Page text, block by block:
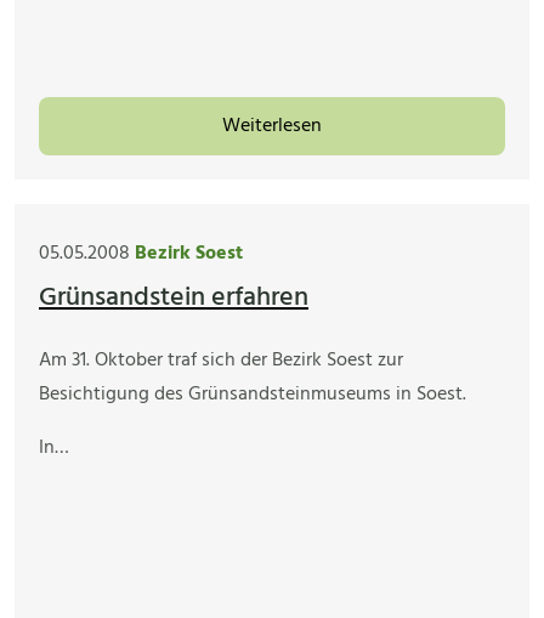
Weiterlesen
05.05.2008 Bezirk Soest
Grünsandstein erfahren
Am 31. Oktober traf sich der Bezirk Soest zur
Besichtigung des Grünsandsteinmuseums in Soest.
In…